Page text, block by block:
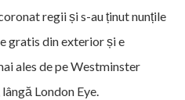
regii și s-au ținut nunțile
gratis din exterior și e
ales de pe Westminster
London Eye.